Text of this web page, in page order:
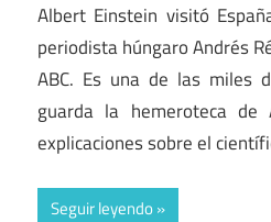
Albert Einstein visitó
periodista húngaro Andrés
ABC. Es una de las miles
guarda la hemeroteca
explicaciones sobre el
Seguir leyendo